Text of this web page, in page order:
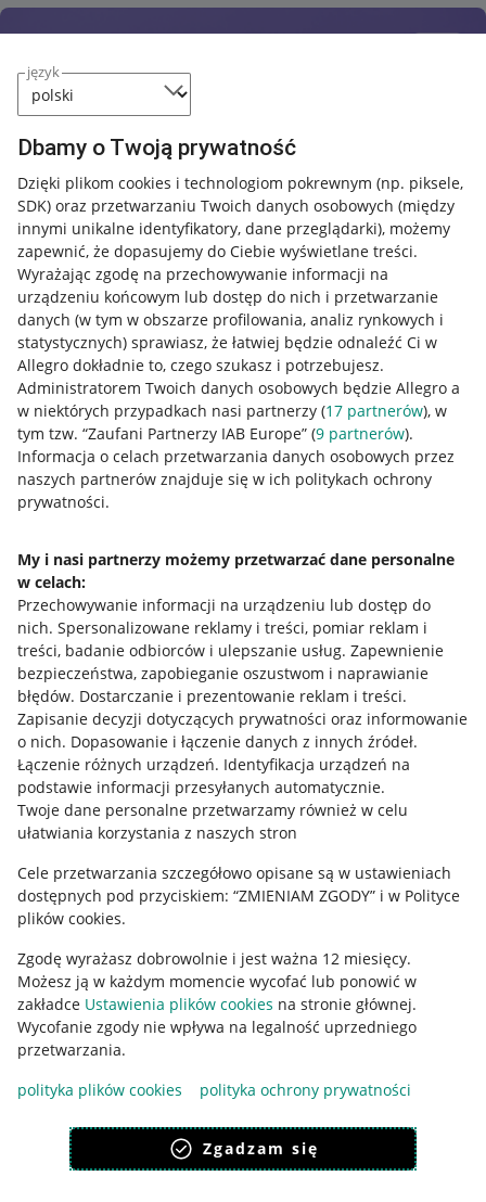
język
Dbamy o Twoją prywatność
Dzięki plikom cookies i technologiom pokrewnym (np. piksele,
SDK) oraz przetwarzaniu Twoich danych osobowych (między
innymi unikalne identyfikatory, dane przeglądarki), możemy
zapewnić, że dopasujemy do Ciebie wyświetlane treści.
Wyrażając zgodę na przechowywanie informacji na
urządzeniu końcowym lub dostęp do nich i przetwarzanie
danych (w tym w obszarze profilowania, analiz rynkowych i
statystycznych) sprawiasz, że łatwiej będzie odnaleźć Ci w
Allegro dokładnie to, czego szukasz i potrzebujesz.
Administratorem Twoich danych osobowych będzie Allegro a
w niektórych przypadkach nasi partnerzy (17 partnerów), w
tym tzw. “Zaufani Partnerzy IAB Europe” (9 partnerów).
Informacja o celach przetwarzania danych osobowych przez
naszych partnerów znajduje się w ich politykach ochrony
prywatności.
My i nasi partnerzy możemy przetwarzać dane personalne
w celach:
Przechowywanie informacji na urządzeniu lub dostęp do
nich. Spersonalizowane reklamy i treści, pomiar reklam i
treści, badanie odbiorców i ulepszanie usług. Zapewnienie
bezpieczeństwa, zapobieganie oszustwom i naprawianie
błędów. Dostarczanie i prezentowanie reklam i treści.
Zapisanie decyzji dotyczących prywatności oraz informowanie
o nich. Dopasowanie i łączenie danych z innych źródeł.
Łączenie różnych urządzeń. Identyfikacja urządzeń na
podstawie informacji przesyłanych automatycznie.
Twoje dane personalne przetwarzamy również w celu
ułatwiania korzystania z naszych stron
Cele przetwarzania szczegółowo opisane są w ustawieniach
dostępnych pod przyciskiem: “ZMIENIAM ZGODY” i w Polityce
plików cookies.
Zgodę wyrażasz dobrowolnie i jest ważna 12 miesięcy.
Możesz ją w każdym momencie wycofać lub ponowić w
zakładce Ustawienia plików cookies na stronie głównej.
Wycofanie zgody nie wpływa na legalność uprzedniego
przetwarzania.
polityka plików cookies
polityka ochrony prywatności
Zgadzam się
Przydatne informacje
Jak to działa
Allegro Gadane dla sprzedających
Allegro Gadane dla kupujących
Mapa miejscowości
Informacje prawne
Regulamin
Polityka plików "cookies"
Ustawienia plików "cookies"
Udostępnianie lokalizacji
Informacje dla Aktu o Usługach Cyfrowych
Pobierz aplikację